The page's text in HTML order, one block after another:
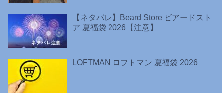
【ネタバレ】Beard Store ビアードスト
ア 夏福袋 2026【注意】
LOFTMAN ロフトマン 夏福袋 2026